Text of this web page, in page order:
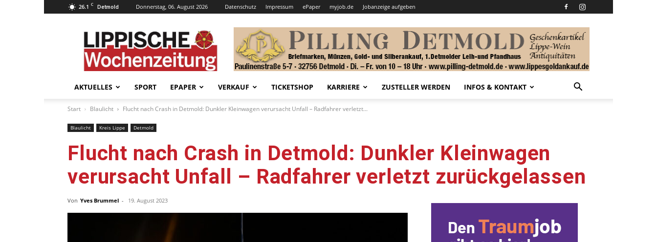
26.1 C Detmold Donnerstag, 06. August 2026 Datenschutz Impressum ePaper myjob.de Jobanzeige aufgeben
Lippische
Wochenzeitung
–
LWZ24.de
AKTUELLES SPORT EPAPER VERKAUF TICKETSHOP KARRIERE ZUSTELLER WERDEN INFOS & KONTAKT
Start Blaulicht Flucht nach Crash in Detmold: Dunkler Kleinwagen verursacht Unfall – Radfahrer verletzt...
Blaulicht Kreis Lippe Detmold
Flucht nach Crash in Detmold: Dunkler Kleinwagen
verursacht Unfall – Radfahrer verletzt zurückgelassen
Von Yves Brummel - 19. August 2023